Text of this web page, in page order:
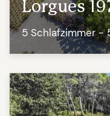
Lorgues
5 Schlafzimmer -